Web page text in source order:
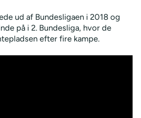
ud af Bundesligaen i 2018 og
på i 2. Bundesliga, hvor de
efter fire kampe.